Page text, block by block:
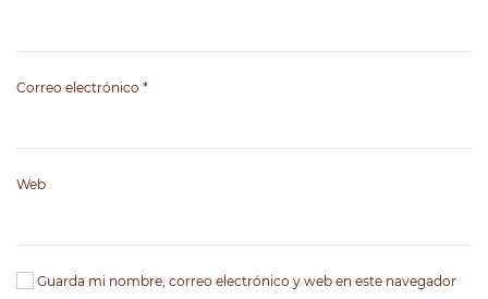
Correo electrónico *
Web
Guarda mi nombre, correo electrónico y web en este navegador